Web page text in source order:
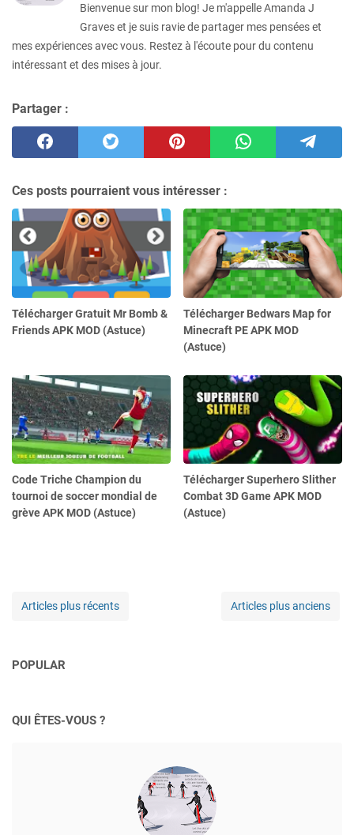
Bienvenue sur mon blog! Je m'appelle Amanda J
Graves et je suis ravie de partager mes pensées et
mes expériences avec vous. Restez à l'écoute pour du contenu
intéressant et des mises à jour.
Partager :
Ces posts pourraient vous intéresser :
Télécharger Gratuit Mr Bomb &
Friends APK MOD (Astuce)
Télécharger Bedwars Map for
Minecraft PE APK MOD
(Astuce)
Code Triche Champion du
tournoi de soccer mondial de
grève APK MOD (Astuce)
Télécharger Superhero Slither
Combat 3D Game APK MOD
(Astuce)
Articles plus récents Articles plus anciens
POPULAR
QUI ÊTES-VOUS ?